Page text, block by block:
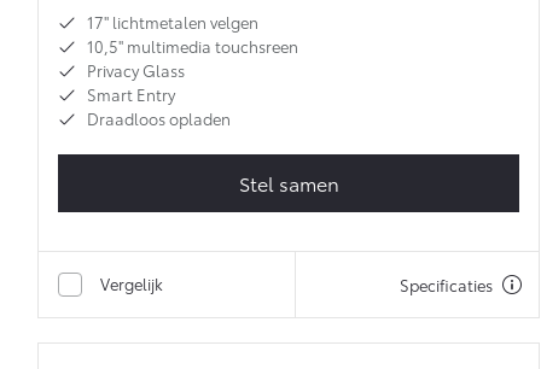
17'' lichtmetalen velgen
10,5'' multimedia touchsreen
Privacy Glass
Smart Entry
Draadloos opladen
Stel samen
Vergelijk Specificaties